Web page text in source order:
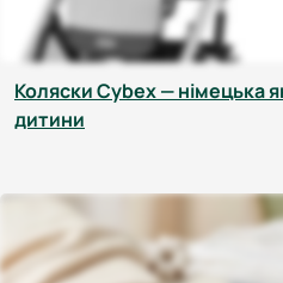
Коляски Cybex — німецька
дитини